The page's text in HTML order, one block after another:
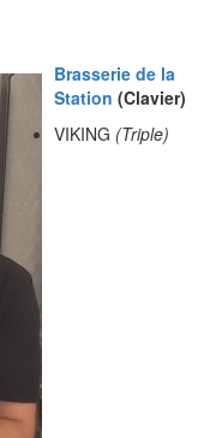
Brasserie de la
Station (Clavier)
VIKING (Triple)